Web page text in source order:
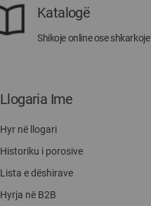
Katalogë
Shikoje online ose shkarkoje
Llogaria Ime
Hyr në llogari
Historiku i porosive
Lista e dëshirave
Hyrja në B2B